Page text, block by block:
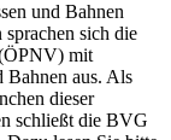
und Bahnen
sich die
mit
Bahnen aus. Als
dieser
schließt die BVG